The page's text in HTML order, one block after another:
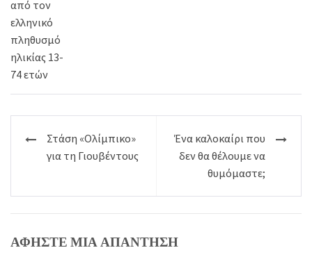
Πλοήγηση
άρθρων
Στάση «Ολίμπικο»
για τη Γιουβέντους
Ένα καλοκαίρι που
δεν θα θέλουμε να
θυμόμαστε;
ΑΦΉΣΤΕ ΜΙΑ ΑΠΆΝΤΗΣΗ